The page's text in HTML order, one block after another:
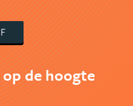
de hoogte